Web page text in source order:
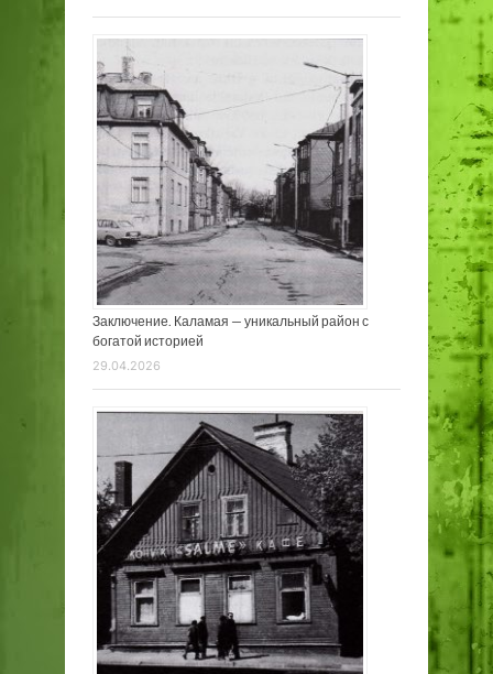
Заключение. Каламая — уникальный район с
богатой историей
29.04.2026